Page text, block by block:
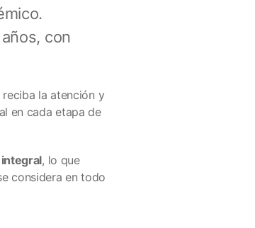
con
la atención y
en cada etapa de
, lo que
considera en todo